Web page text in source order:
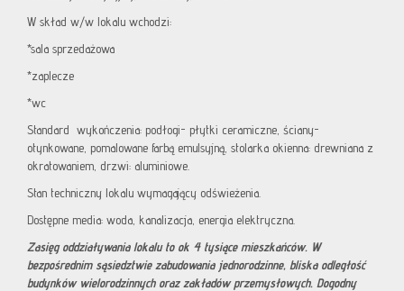
W skład w/w lokalu wchodzi:
*sala sprzedażowa
*zaplecze
*wc
Standard wykończenia: podłogi- płytki ceramiczne, ściany-
otynkowane, pomalowane farbą emulsyjną, stolarka okienna: drewniana z
okratowaniem, drzwi: aluminiowe.
Stan techniczny lokalu wymagający odświeżenia.
Dostępne media: woda, kanalizacja, energia elektryczna.
Zasięg oddziaływania lokalu to ok 4 tysiące mieszkańców. W
bezpośrednim sąsiedztwie zabudowania jednorodzinne, bliska odległość
budynków wielorodzinnych oraz zakładów przemysłowych. Dogodny